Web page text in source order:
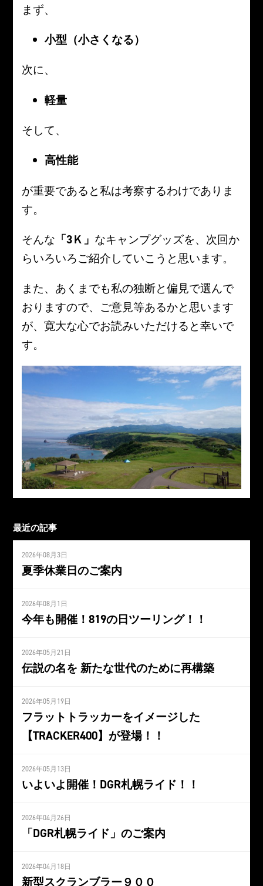
まず、
小型（小さくなる）
次に、
軽量
そして、
高性能
が重要であると私は考察するわけでありま
す。
そんな 「3Ｋ」 なキャンプグッズを、次回か
らいろいろご紹介していこうと思います。
また、あくまでも私の独断と偏見で選んで
おりますので、ご意見等あるかと思います
が、寛大な心でお読みいただけると幸いで
す。
最近の記事
2026年08月3日
夏季休業日のご案内
2026年08月1日
今年も開催！819の日ツーリング！！
2026年05月21日
伝説の名を 新たな世代のために再構築
2026年05月19日
フラットトラッカーをイメージした
【TRACKER400】が登場！！
2026年05月13日
いよいよ開催！DGR札幌ライド！！
2026年04月26日
「DGR札幌ライド」のご案内
2026年04月18日
新型スクランブラー９００